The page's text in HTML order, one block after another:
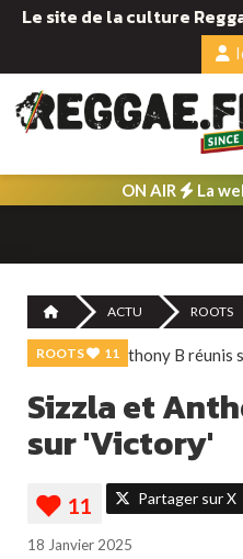
Le site de la culture
ON AIR La
ACTU ROOTS
ROOTS 11
Sizzla et
sur 'Victory'
Partager sur X
18 Janvier 2025